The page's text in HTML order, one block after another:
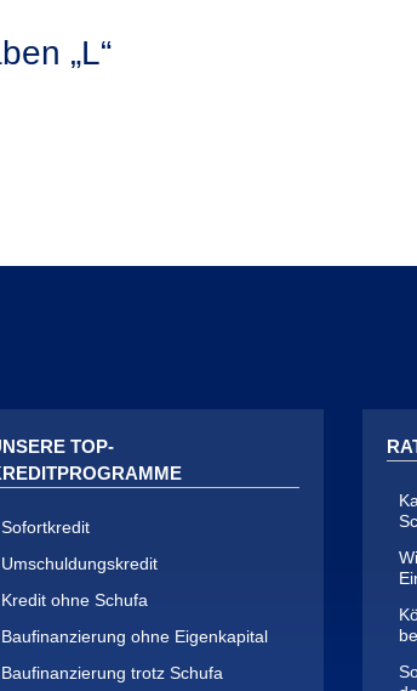
„L“
TOP-
Sofortkredit
Umschuldungskredit
Kredit ohne Schufa
Baufinanzierung ohne Eigenkapital
Baufinanzierung trotz Schufa